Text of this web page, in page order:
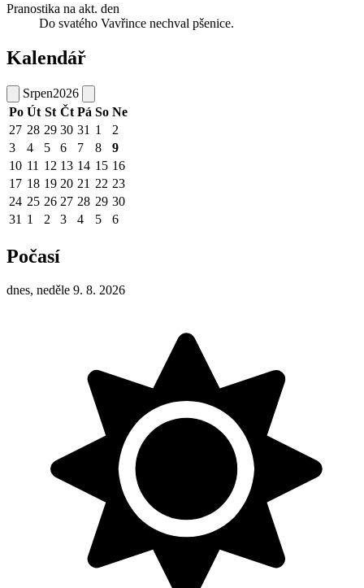
Pranostika na akt. den
Do svatého Vavřince nechval pšenice.
Kalendář
Srpen2026
Po Út St Čt Pá So Ne
27 28 29 30 31 1
2
3
4 5 6 7 8
9
10 11 12 13 14 15 16
17 18 19 20 21 22 23
24 25 26 27 28 29 30
31 1 2 3 4 5 6
Počasí
dnes, neděle 9. 8. 2026